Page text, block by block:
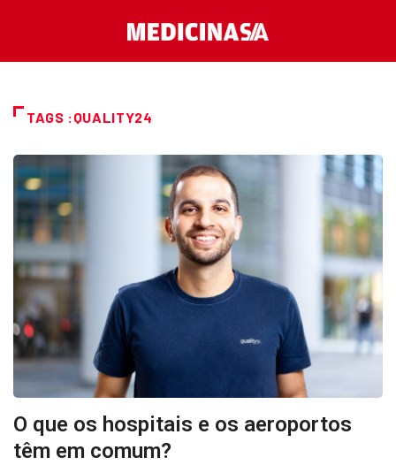
TAGS :QUALITY24
O que os hospitais e os aeroportos
têm em comum?